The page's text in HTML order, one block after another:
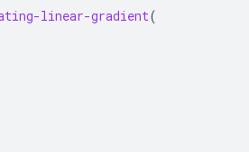
linear-gradient(